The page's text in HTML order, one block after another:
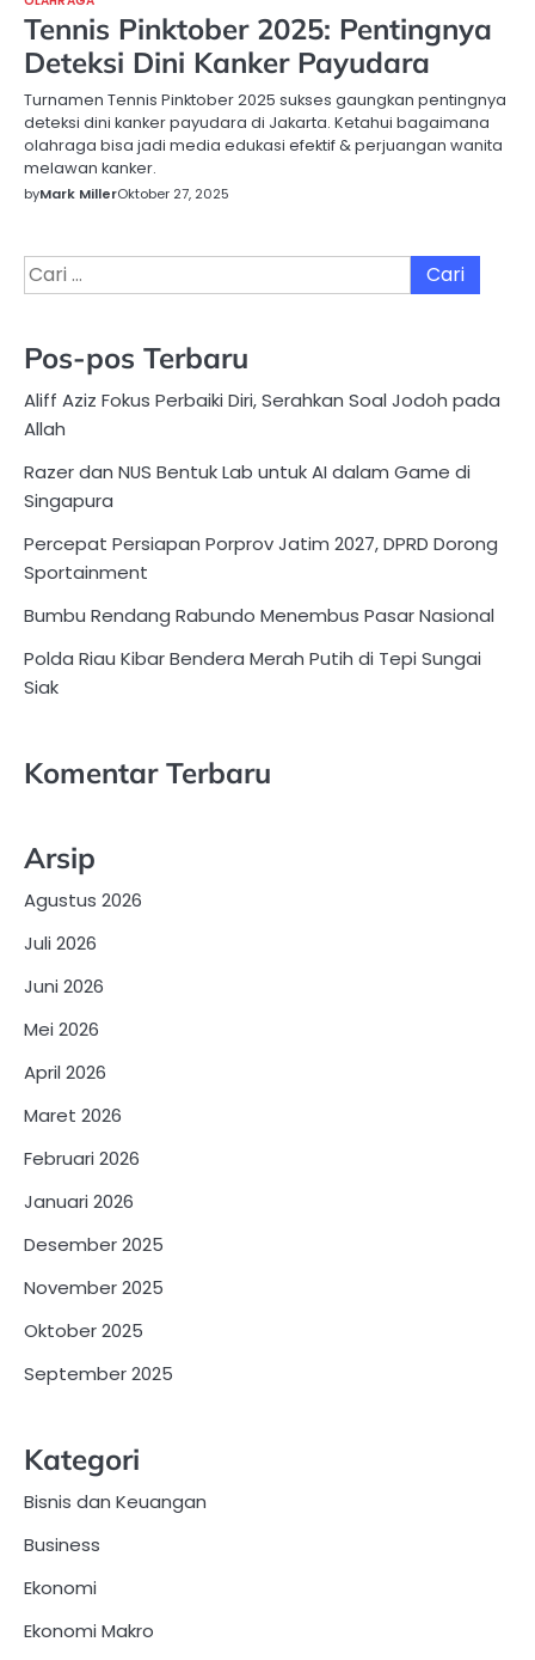
Tennis Pinktober 2025: Pentingnya
Deteksi Dini Kanker Payudara
Turnamen Tennis Pinktober 2025 sukses gaungkan pentingnya
deteksi dini kanker payudara di Jakarta. Ketahui bagaimana
olahraga bisa jadi media edukasi efektif & perjuangan wanita
melawan kanker.
byMark MillerOktober 27, 2025
Cari
untuk:
Pos-pos Terbaru
Aliff Aziz Fokus Perbaiki Diri, Serahkan Soal Jodoh pada
Allah
Razer dan NUS Bentuk Lab untuk AI dalam Game di
Singapura
Percepat Persiapan Porprov Jatim 2027, DPRD Dorong
Sportainment
Bumbu Rendang Rabundo Menembus Pasar Nasional
Polda Riau Kibar Bendera Merah Putih di Tepi Sungai
Siak
Komentar Terbaru
Arsip
Agustus 2026
Juli 2026
Juni 2026
Mei 2026
April 2026
Maret 2026
Februari 2026
Januari 2026
Desember 2025
November 2025
Oktober 2025
September 2025
Kategori
Bisnis dan Keuangan
Business
Ekonomi
Ekonomi Makro